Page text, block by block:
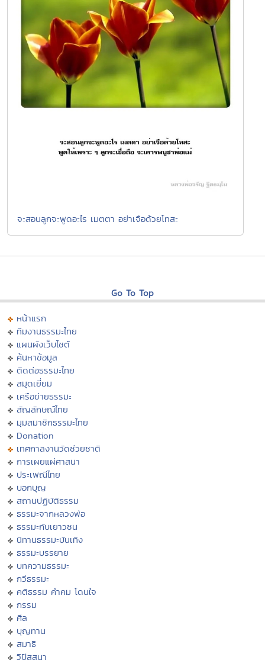
จะสอนลูกจะพูดอะไร เมตตา อย่าเจือด้วยโทสะ
Go To Top
หน้าแรก
ทีมงานธรรมะไทย
แผนผังเว็บไซต์
ค้นหาข้อมูล
ติดต่อธรรมะไทย
สมุดเยี่ยม
เครือข่ายธรรมะ
สัญลักษณ์ไทย
มุมสมาชิกธรรมะไทย
Donation
เทศกาลงานวัดช่วยชาติ
การเผยแผ่ศาสนา
ประเพณีไทย
บอกบุญ
สถานปฏิบัติธรรม
ธรรมะจากหลวงพ่อ
ธรรมะกับเยาวชน
นิทานธรรมะบันเทิง
ธรรมะบรรยาย
บทความธรรมะ
กวีธรรมะ
คติธรรม คำคม โดนใจ
กรรม
ศีล
บุญทาน
สมาธิ
วิปัสสนา